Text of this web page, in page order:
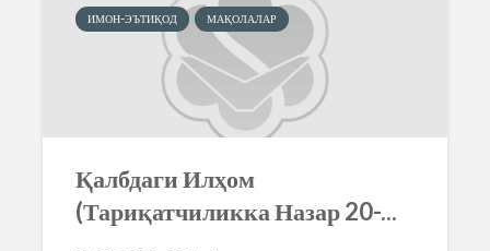
ИМОН-ЭЪТИҚОД МАҚОЛАЛАР
Қалбдаги Илҳом
(Тариқатчиликка Назар 20-...